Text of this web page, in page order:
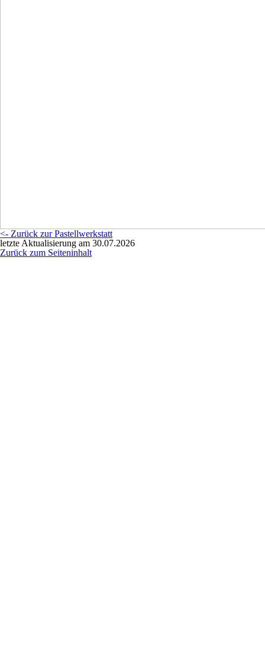
<- Zurück zur Pastellwerkstatt
letzte Aktualisierung am 30.07.2026
Zurück zum Seiteninhalt